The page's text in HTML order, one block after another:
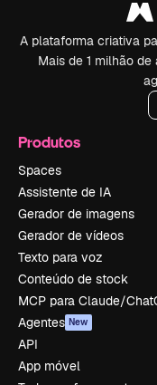
A plataforma criativa
Mais de 1 milhão
Produtos
Spaces
Assistente de IA
Gerador de imagens
Gerador de vídeos
Texto para voz
Conteúdo de stock
MCP para Claude/
Agentes New
API
App móvel